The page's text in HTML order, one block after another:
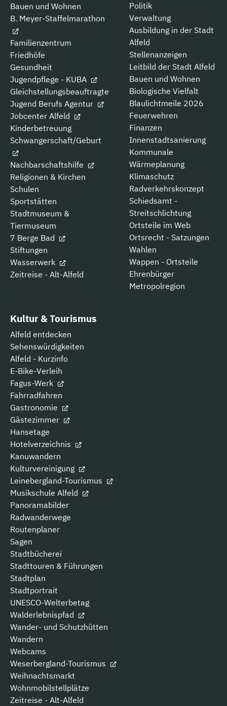
Bauen und Wohnen
B. Meyer-Staffelmarathon
Familienzentrum
Friedhöfe
Gesundheit
Jugendpflege - KUBA
Gleichstellungsbeauftragte
Jugend Berufs Agentur
Jobcenter Alfeld
Kinderbetreuung
Schwangerschaft/Geburt
Nachbarschaftshilfe
Religionen & Kirchen
Schulen
Sportstätten
Stadtmuseum &
Tiermuseum
7 Berge Bad
Stiftungen
Wasserwerk
Zeitreise - Alt-Alfeld
Politik
Verwaltung
Ausbildung in der Stadt
Alfeld
Stellenanzeigen
Leitbild der Stadt Alfeld
Bauen und Wohnen
Biologische Vielfalt
Blaulichtmeile 2026
Feuerwehren
Finanzen
Innenstadtsanierung
Kommunale
Wärmeplanung
Klimaschutz
Radverkehrskonzept
Schiedsamt -
Streitschlichtung
Ortsteile im Web
Ortsrecht - Satzungen
Wahlen
Wappen - Ortsteile
Ehrenbürger
Metropolregion
Kultur & Tourismus
Alfeld entdecken
Sehenswürdigkeiten
Alfeld - Kurzinfo
E-Bike-Verleih
Fagus-Werk
Fahrradfahren
Gastronomie
Gästezimmer
Hansetage
Hotelverzeichnis
Kanuwandern
Kulturvereinigung
Leinebergland-Tourismus
Musikschule Alfeld
Panoramabilder
Radwanderwege
Routenplaner
Sagen
Stadtbücherei
Stadttouren & Führungen
Stadtplan
Stadtportrait
UNESCO-Welterbetag
Walderlebnispfad
Wander- und Schutzhütten
Wandern
Webcams
Weserbergland-Tourismus
Weihnachtsmarkt
Wohnmobilstellplätze
Zeitreise - Alt-Alfeld